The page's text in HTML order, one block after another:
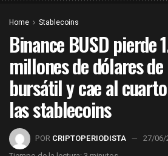
Home Stablecoins
Binance BUSD pierde
millones de dólares
bursátil y cae al
las stablecoins
POR CRIPTOPERIODISTA
27/06/